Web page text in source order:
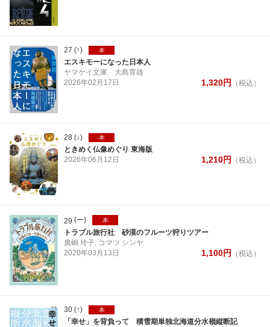
27 (↑) 本
エスキモーになった日本人
ヤマケイ文庫 大島育雄
2026年02月 17日 1,320円 （税込）
28 (↓) 本
ときめく仏像めぐり 東海版
2026年06月 12日 1,210円 （税込）
29 (ー) 本
トラブル旅行社 砂漠のフルーツ狩りツアー
廣嶋 玲子, コマツ シンヤ
2020年03月 13日 1,100円 （税込）
30 (↑) 本
「幸せ」を背負って 積雪期単独北海道分水嶺縦断記